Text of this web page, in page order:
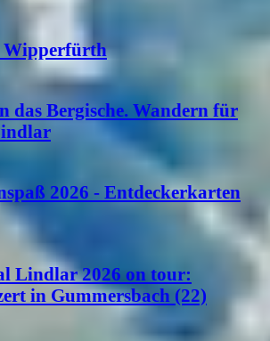
Wipperfürth
das Bergische. Wandern für
2026 - Entdeckerkarten
Lindlar 2026 on tour:
in Gummersbach (22)